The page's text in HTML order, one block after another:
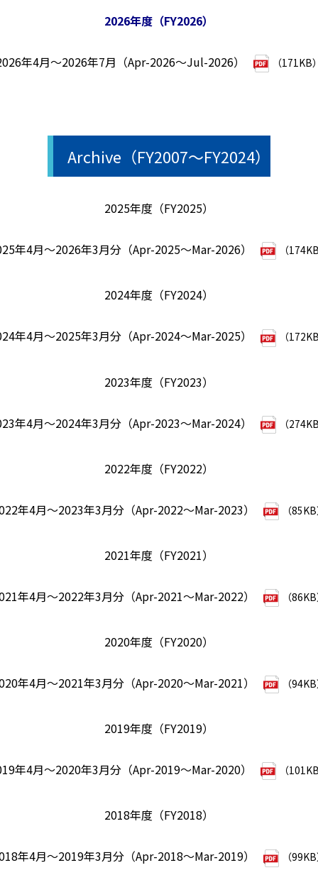
2026年度（FY2026）
年4月～2026年7月（Apr-2026～Jul-2026） （171KB
Archive（FY2007～FY2024）
2025年度（FY2025）
年4月～2026年3月分（Apr-2025～Mar-2026） （
2024年度（FY2024）
年4月～2025年3月分（Apr-2024～Mar-2025） （
2023年度（FY2023）
年4月～2024年3月分（Apr-2023～Mar-2024） （
2022年度（FY2022）
年4月～2023年3月分（Apr-2022～Mar-2023） （
2021年度（FY2021）
年4月～2022年3月分（Apr-2021～Mar-2022） （
2020年度（FY2020）
年4月～2021年3月分（Apr-2020～Mar-2021） （
2019年度（FY2019）
年4月～2020年3月分（Apr-2019～Mar-2020） （
2018年度（FY2018）
年4月～2019年3月分（Apr-2018～Mar-2019） （